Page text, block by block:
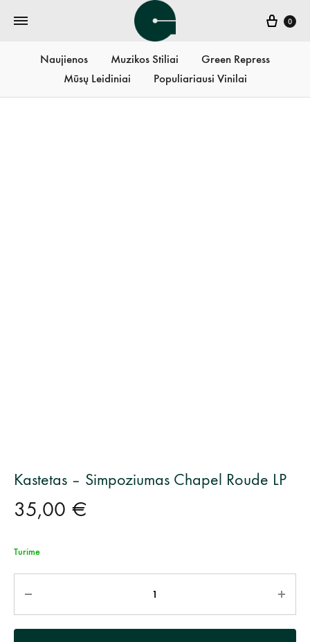
0
Naujienos Muzikos Stiliai
Green Repress
Mūsų Leidiniai
Populiariausi Vinilai
Kastetas – Simpoziumas Chapel Roude LP
35,00 €
Turime